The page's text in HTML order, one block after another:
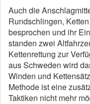
Auch die
Rundschlingen,
besprochen und ihr
standen zwei
Kettenrettung zur
aus Schweden wird
Winden und
Methode ist eine
Taktiken nicht mehr